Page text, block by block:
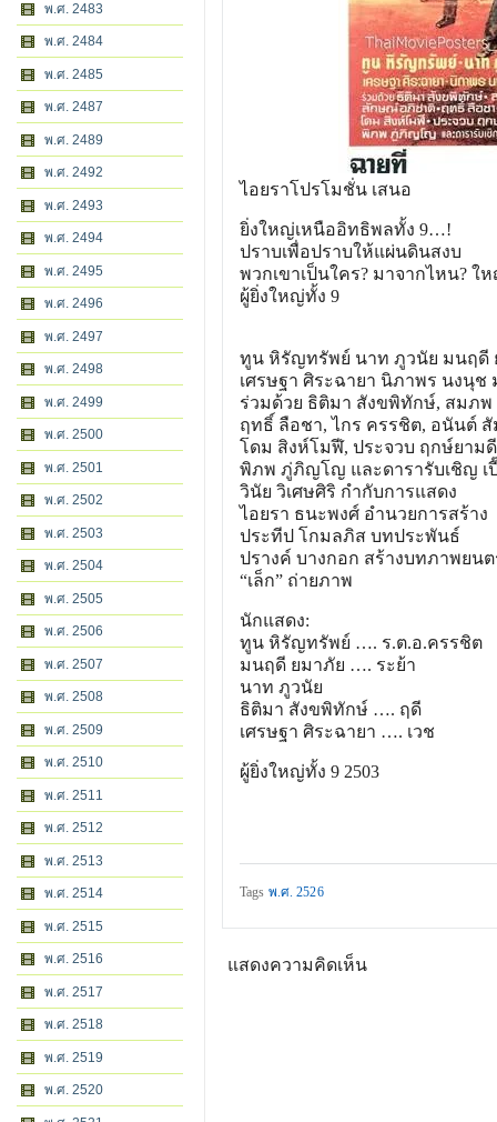
พ.ศ. 2483
พ.ศ. 2484
พ.ศ. 2485
พ.ศ. 2487
พ.ศ. 2489
พ.ศ. 2492
พ.ศ. 2493
พ.ศ. 2494
พ.ศ. 2495
พ.ศ. 2496
พ.ศ. 2497
พ.ศ. 2498
พ.ศ. 2499
พ.ศ. 2500
พ.ศ. 2501
พ.ศ. 2502
พ.ศ. 2503
พ.ศ. 2504
พ.ศ. 2505
พ.ศ. 2506
พ.ศ. 2507
พ.ศ. 2508
พ.ศ. 2509
พ.ศ. 2510
พ.ศ. 2511
พ.ศ. 2512
พ.ศ. 2513
พ.ศ. 2514
พ.ศ. 2515
พ.ศ. 2516
พ.ศ. 2517
พ.ศ. 2518
พ.ศ. 2519
พ.ศ. 2520
ไอยราโปรโมชั่น เสนอ
ยิ่งใหญ่เหนืออิทธิพลทั้ง 9…!
ปราบเพื่อปราบให้แผ่นดินสงบ
พวกเขาเป็นใคร? มาจากไหน?
ผู้ยิ่งใหญ่ทั้ง 9
ทูน หิรัญทรัพย์ นาท ภูวนัย มนฤดี
เศรษฐา ศิระฉายา นิภาพร นงนุช
ร่วมด้วย ธิติมา สังขพิทักษ์, สมภ
ฤทธิ์ ลือชา, ไกร ครรชิต, อนันต์
โดม สิงห์โมฬี, ประจวบ ฤกษ์ยาม
พิภพ ภู่ภิญโญ และดารารับเชิญ
วินัย วิเศษศิริ กำกับการแสดง
ไอยรา ธนะพงศ์ อำนวยการสร้าง
ประทีป โกมลภิส บทประพันธ์
ปรางค์ บางกอก สร้างบทภาพยน
“เล็ก” ถ่ายภาพ
นักแสดง:
ทูน หิรัญทรัพย์ …. ร.ต.อ.ครรชิต
มนฤดี ยมาภัย …. ระย้า
นาท ภูวนัย
ธิติมา สังขพิทักษ์ …. ฤดี
เศรษฐา ศิระฉายา …. เวช
ผู้ยิ่งใหญ่ทั้ง 9 2503
Tags พ.ศ. 2526
แสดงความคิดเห็น